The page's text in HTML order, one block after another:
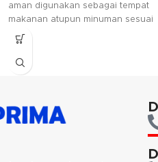
aman digunakan sebagai tempat
makanan atupun minuman sesuai
dengan keperluan anda. Tersedia
dalam warna hijau terang yang
menambah kesan mewah pada